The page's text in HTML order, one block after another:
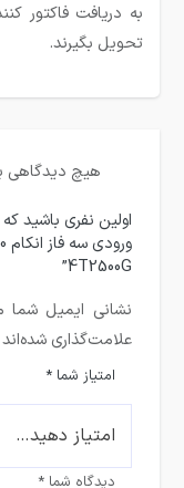
به دریافت فاکتور
تحویل بگیرند.
هیچ دیدگاهی
اولین نفری باشید
4T2500G”
نشانی ایمیل شما
علامت‌گذاری
امتیاز شما*
دیدگاه شما*